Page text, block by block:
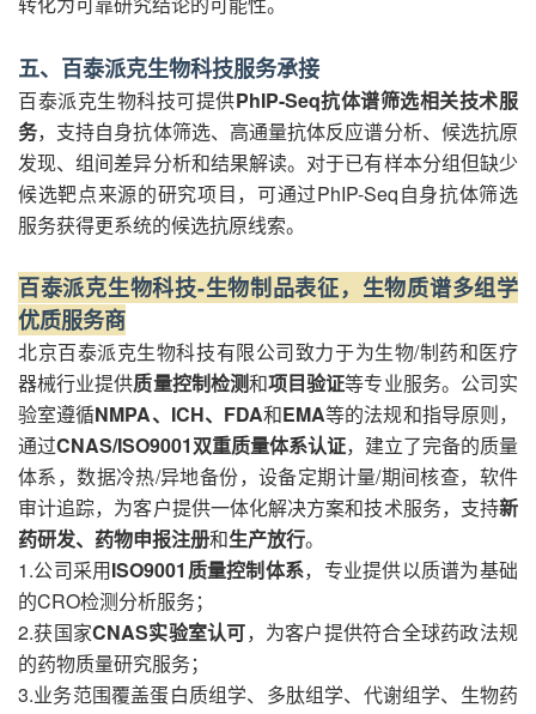
五、百泰派克生物科技服务承接
百泰派克生物科技可提供PhIP-Seq抗体谱筛选相关技术服
务，支持自身抗体筛选、高通量抗体反应谱分析、候选抗原
发现、组间差异分析和结果解读。对于已有样本分组但缺少
候选靶点来源的研究项目，可通过PhIP-Seq自身抗体筛选
服务获得更系统的候选抗原线索。
百泰派克生物科技-生物制品表征，生物质谱多组学
优质服务商
北京百泰派克生物科技有限公司致力于为生物/制药和医疗
器械行业提供质量控制检测和项目验证等专业服务。公司实
验室遵循NMPA、ICH、FDA和EMA等的法规和指导原则，
通过CNAS/ISO9001双重质量体系认证，建立了完备的质量
体系，数据冷热/异地备份，设备定期计量/期间核查，软件
审计追踪，为客户提供一体化解决方案和技术服务，支持新
药研发、药物申报注册和生产放行。
1.公司采用ISO9001质量控制体系，专业提供以质谱为基础
的CRO检测分析服务；
2.获国家CNAS实验室认可，为客户提供符合全球药政法规
的药物质量研究服务；
3.业务范围覆盖蛋白质组学、多肽组学、代谢组学、生物药